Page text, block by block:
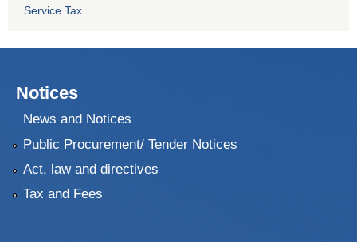
Service Tax
Notices
News and Notices
Public Procurement/ Tender Notices
Act, law and directives
Tax and Fees